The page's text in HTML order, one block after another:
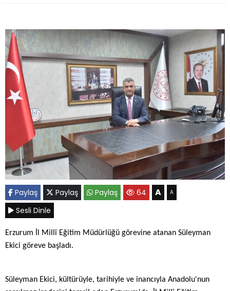
Paylaş Paylaş Paylaş 64 A A
Sesli Dinle
Erzurum İl Millî Eğitim Müdürlüğü görevine atanan Süleyman
Ekici göreve başladı.
Süleyman Ekici, kültürüyle, tarihiyle ve inancıyla Anadolu'nun